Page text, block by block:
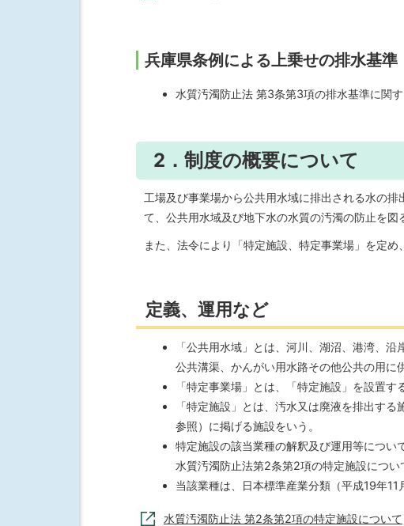
兵庫県条例による上乗せの排水基準
水質汚濁防止法 第3条第3項の排水基準に関
2．制度の概要について
工場及び事業場から公共用水域に排出される水の
て、公共用水域及び地下水の水質の汚濁の防止を図
また、法令により「特定施設、特定事業場」を定
定義、運用など
「公共用水域」とは、河川、湖沼、港湾、
公共溝渠、かんがい用水路その他公共の用に
「特定事業場」とは、「特定施設」を設置す
「特定施設」とは、汚水又は廃液を排出す
参照）に掲げる施設をいう。
特定施設の該当業種の解釈及び運用等につ
水質汚濁防止法第2条第2項の特定施設につ
当該業種は、日本標準産業分類（平成19年11
水質汚濁防止法 第2条第2項の特定施設について